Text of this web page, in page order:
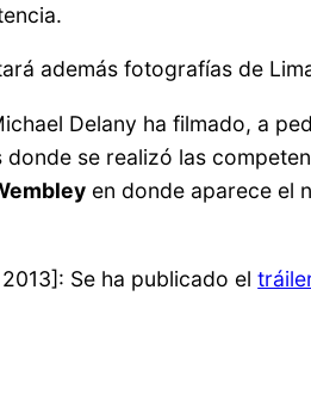
además fotografías de
Delany ha filmado, a
se realizó las
en donde aparece el
Se ha publicado el